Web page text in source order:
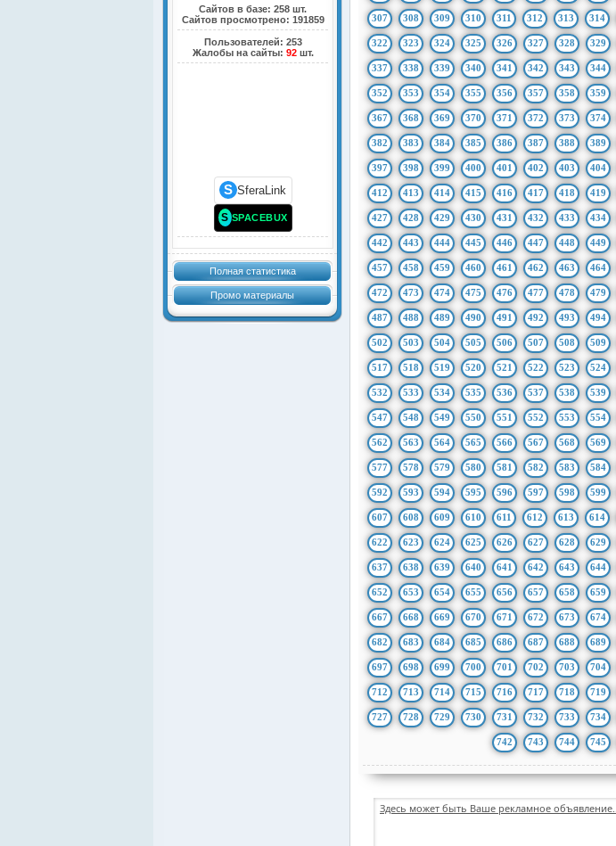
Сайтов в базе: 258 шт.
Сайтов просмотрено: 191859
Пользователей: 253
Жалобы на сайты: 92шт.
S SferaLink
S SPACEBUX
Полная статистика
Промо материалы
307 308 309 310 311 312 313 314
322 323 324 325 326 327 328 329
337 338 339 340 341 342 343 344
352 353 354 355 356 357 358 359
367 368 369 370 371 372 373 374
382 383 384 385 386 387 388 389
397 398 399 400 401 402 403 404
412 413 414 415 416 417 418 419
427 428 429 430 431 432 433 434
442 443 444 445 446 447 448 449
457 458 459 460 461 462 463 464
472 473 474 475 476 477 478 479
487 488 489 490 491 492 493 494
502 503 504 505 506 507 508 509
517 518 519 520 521 522 523 524
532 533 534 535 536 537 538 539
547 548 549 550 551 552 553 554
562 563 564 565 566 567 568 569
577 578 579 580 581 582 583 584
592 593 594 595 596 597 598 599
607 608 609 610 611 612 613 614
622 623 624 625 626 627 628 629
637 638 639 640 641 642 643 644
652 653 654 655 656 657 658 659
667 668 669 670 671 672 673 674
682 683 684 685 686 687 688 689
697 698 699 700 701 702 703 704
712 713 714 715 716 717 718 719
727 728 729 730 731 732 733 734
742 743 744 745
Здесь может быть Ваше рекламное